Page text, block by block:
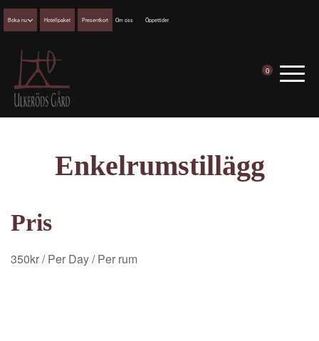
0
Boka nu Hotellpaket Presentkort Om oss Öppettider
Enkelrumstillägg
Pris
350kr/ Per Day/ Per rum